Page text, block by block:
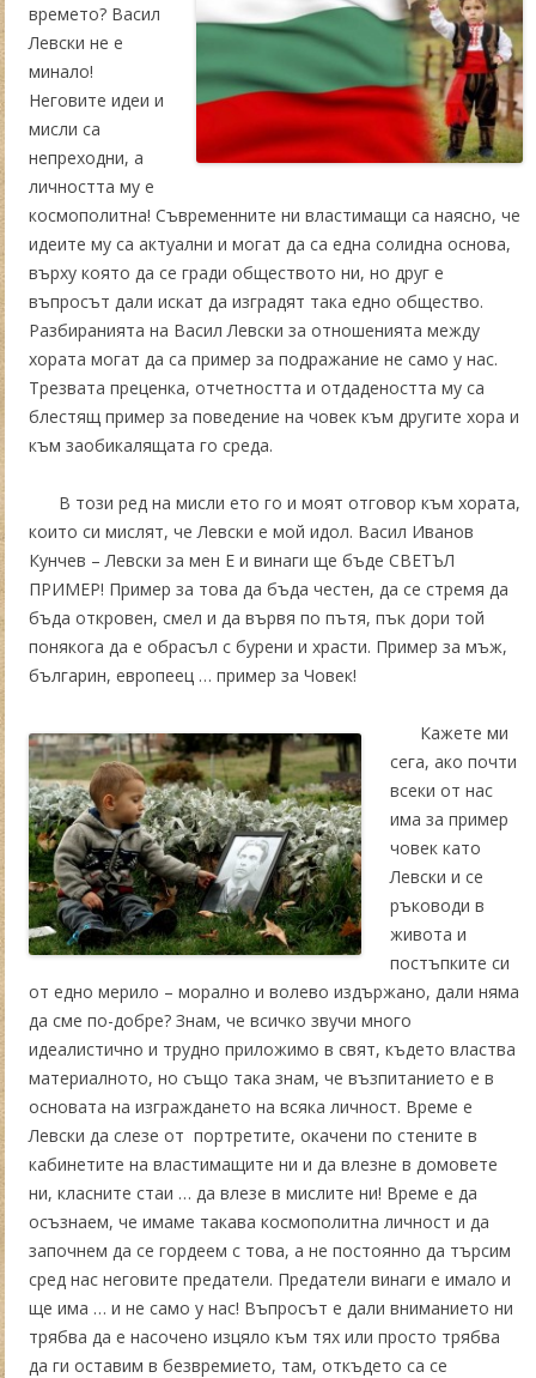
времето? Васил
Левски не е
минало!
Неговите идеи и
мисли са
непреходни, а
личността му е
космополитна! Съвременните ни властимащи са наясно, че
идеите му са актуални и могат да са една солидна основа,
върху която да се гради обществото ни, но друг е
въпросът дали искат да изградят така едно общество.
Разбиранията на Васил Левски за отношенията между
хората могат да са пример за подражание не само у нас.
Трезвата преценка, отчетността и отдадеността му са
блестящ пример за поведение на човек към другите хора и
към заобикалящата го среда.
В този ред на мисли ето го и моят отговор към хората,
които си мислят, че Левски е мой идол. Васил Иванов
Кунчев – Левски за мен Е и винаги ще бъде СВЕТЪЛ
ПРИМЕР! Пример за това да бъда честен, да се стремя да
бъда откровен, смел и да вървя по пътя, пък дори той
понякога да е обрасъл с бурени и храсти. Пример за мъж,
българин, европеец … пример за Човек!
Кажете ми
сега, ако почти
всеки от нас
има за пример
човек като
Левски и се
ръководи в
живота и
постъпките си
от едно мерило – морално и волево издържано, дали няма
да сме по-добре? Знам, че всичко звучи много
идеалистично и трудно приложимо в свят, където властва
материалното, но също така знам, че възпитанието е в
основата на изграждането на всяка личност. Време е
Левски да слезе от портретите, окачени по стените в
кабинетите на властимащите ни и да влезне в домовете
ни, класните стаи … да влезе в мислите ни! Време е да
осъзнаем, че имаме такава космополитна личност и да
започнем да се гордеем с това, а не постоянно да търсим
сред нас неговите предатели. Предатели винаги е имало и
ще има … и не само у нас! Въпросът е дали вниманието ни
трябва да е насочено изцяло към тях или просто трябва
да ги оставим в безвремието, там, откъдето са се